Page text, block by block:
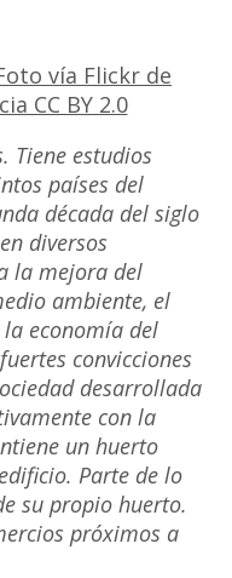
Tiene estudios
países del
década del siglo
diversos
la mejora del
ambiente, el
economía del
convicciones
desarrollada
con la
un huerto
Parte de lo
su propio huerto.
próximos a